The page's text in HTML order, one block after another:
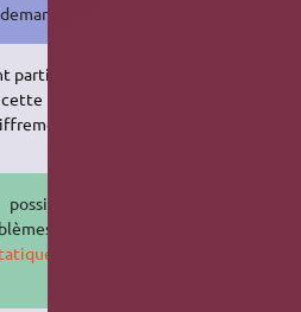
particuliers aux cartes Realtek
cette
et l'utilisation d'une autre
de
de wifi
à votre